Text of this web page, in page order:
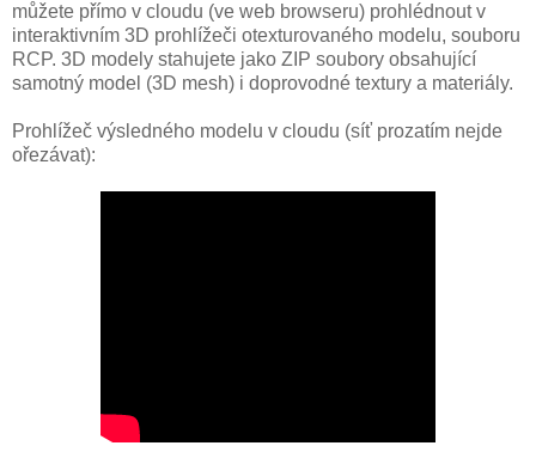
můžete přímo v cloudu (ve web browseru) prohlédnout v
interaktivním 3D prohlížeči otexturovaného modelu, souboru
RCP. 3D modely stahujete jako ZIP soubory obsahující
samotný model (3D mesh) i doprovodné textury a materiály.
Prohlížeč výsledného modelu v cloudu (síť prozatím nejde
ořezávat):